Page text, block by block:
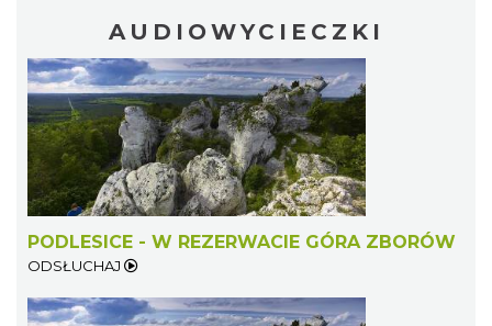
AUDIOWYCIECZKI
PODLESICE - W REZERWACIE GÓRA ZBORÓW
ODSŁUCHAJ